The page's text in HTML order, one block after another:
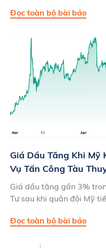
Đọc toàn bộ bài báo
Giá Dầu Tăng Khi Mỹ
Vụ Tấn Công Tàu
Giá dầu tăng gần 3%
Tư sau khi quân đội Mỹ
Đọc toàn bộ bài báo